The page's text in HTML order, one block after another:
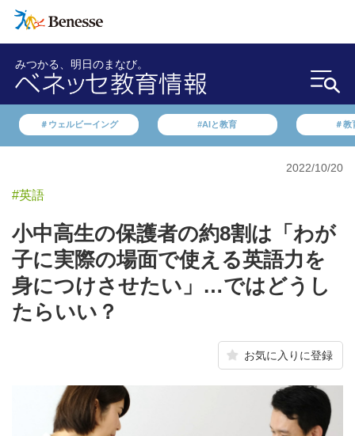
みつかる、明日のまなび。
＃ウェルビーイング #AIと教育 ＃教
2022/10/20
#英語
小中高生の保護者の約8割は「わが
子に実際の場面で使える英語力を
身につけさせたい」…ではどうし
たらいい？
お気に入りに登録